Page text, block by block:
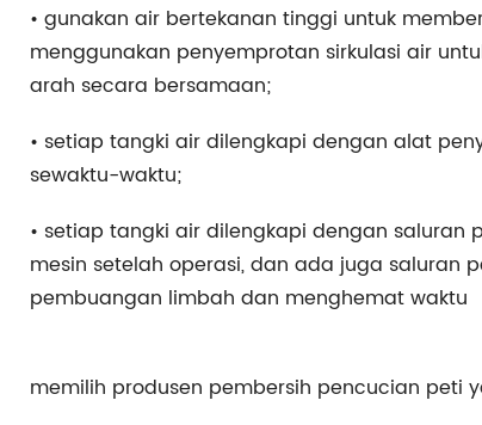
• gunakan air bertekanan tinggi untuk
menggunakan penyemprotan sirkulasi air
arah secara bersamaan;
• setiap tangki air dilengkapi dengan alat
sewaktu-waktu;
• setiap tangki air dilengkapi dengan saluran
mesin setelah operasi, dan ada juga
pembuangan limbah dan menghemat waktu
memilih produsen pembersih pencucian peti